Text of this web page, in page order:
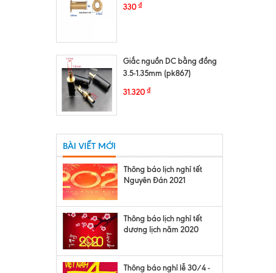
330₫
Giắc nguồn DC bằng đồng
3.5-1.35mm (pk867)
31.320₫
BÀI VIẾT MỚI
Thông báo lịch nghỉ tết
Nguyên Đán 2021
Thông báo lịch nghỉ tết
dương lịch năm 2020
Thông báo nghỉ lễ 30/4 -